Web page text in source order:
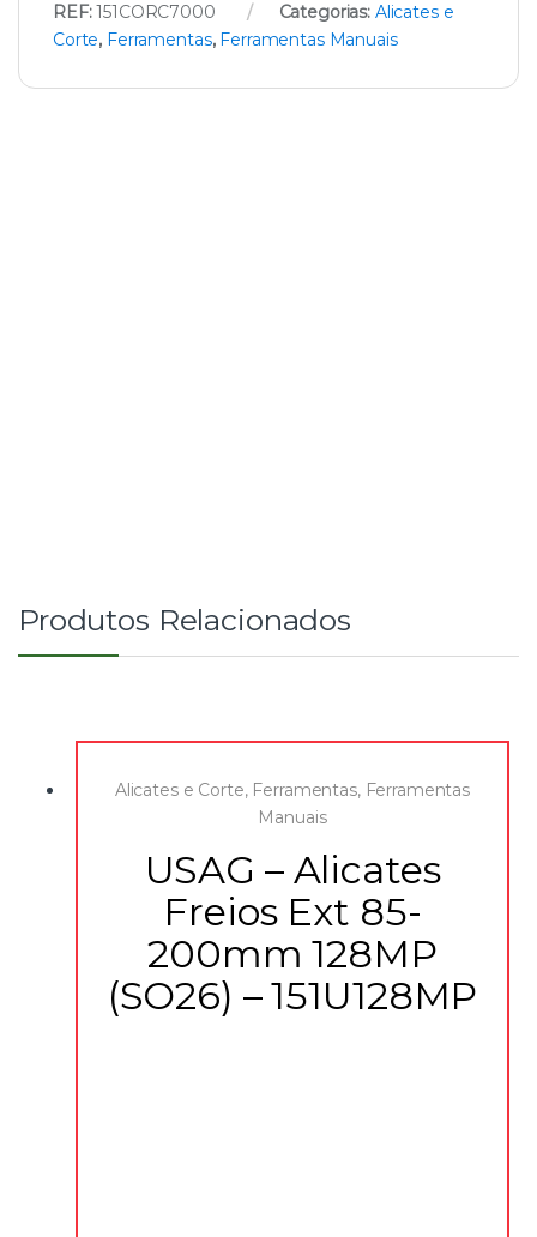
REF:151CORC7000 Categorias: Alicates e
Corte, Ferramentas, Ferramentas Manuais
Produtos Relacionados
Alicates e Corte, Ferramentas, Ferramentas
Manuais
USAG – Alicates
Freios Ext 85-
200mm 128MP
(SO26) – 151U128MP